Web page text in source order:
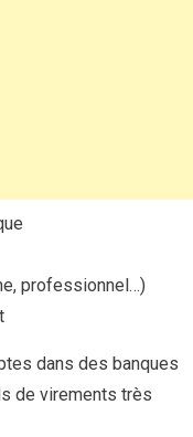
professionnel…)
dans des banques
de virements très